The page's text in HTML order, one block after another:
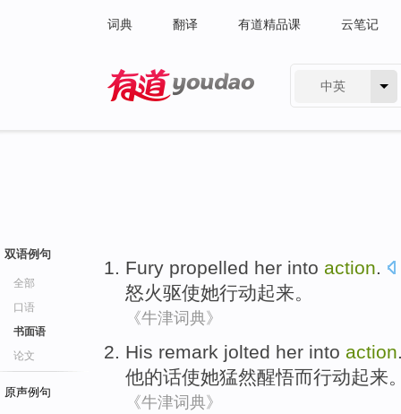
词典 翻译 有道精品课 云笔记
中英
双语例句
全部
口语
书面语
论文
原声例句
Fury propelled her into action.
怒火驱使她行动起来。
《牛津词典》
His remark jolted her into action
他的话使她猛然醒悟而行动起来
《牛津词典》